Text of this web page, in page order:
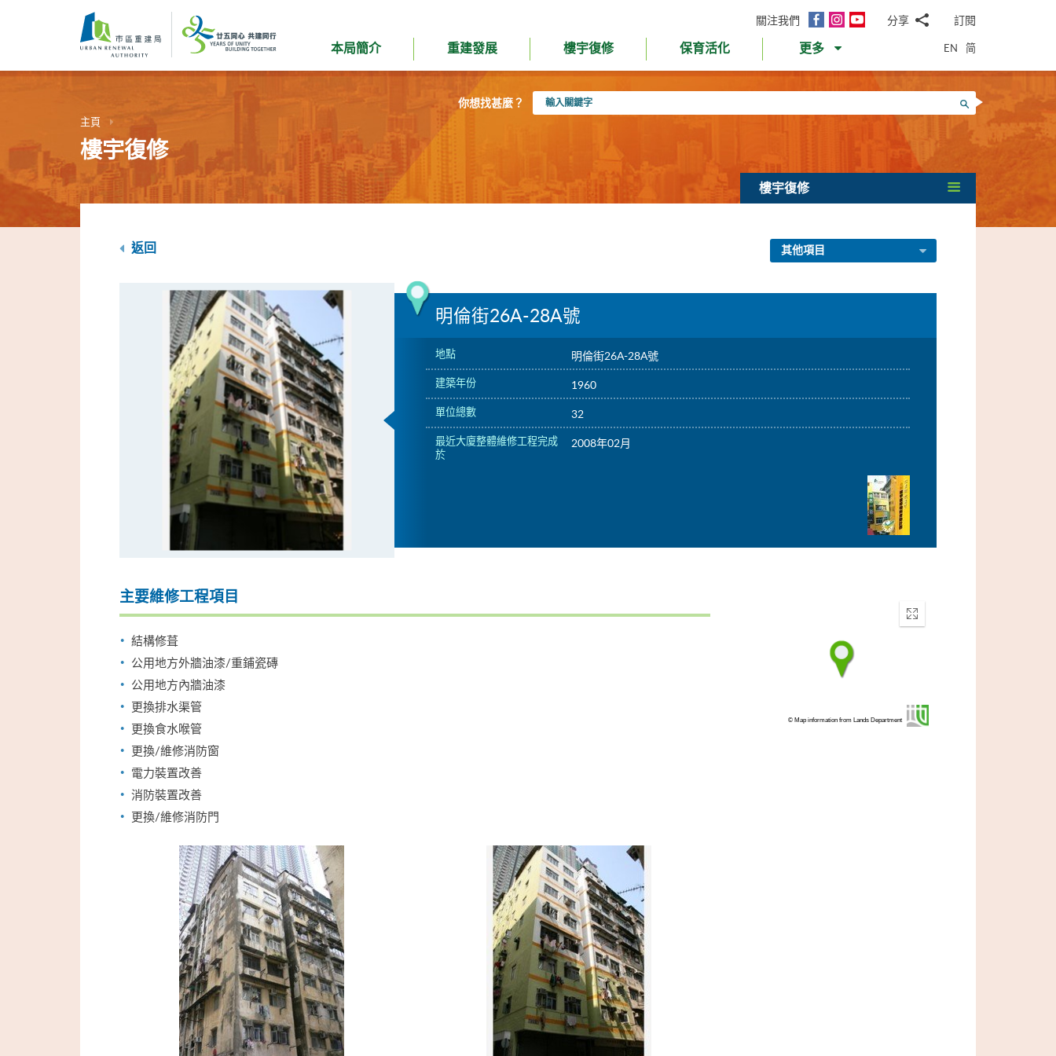
內
關注我們
面
InstagramYouTube分享
郵WhatsApp
微
信
面
書Twitter
LinkedIn
微
訂閱
本局簡介 重建發展 樓宇復修 保育活化 更多 EN 简
你想找甚麼？
入
搜尋
主頁
樓宇復修
樓宇復修
返回 其他項目
明倫街26A-28A號
地點 明倫街26A-28A號
建築年份 1960
單位總數 32
最近大廈整體維修工程完成
於
2008年02月
主要維修工程項目
結構修葺
公用地方外牆油漆/重鋪瓷磚
公用地方內牆油漆
更換排水渠管
更換食水喉管
更換/維修消防窗
電力裝置改善
消防裝置改善
更換/維修消防門
Enter
fullscreen
© Map information from Lands Department